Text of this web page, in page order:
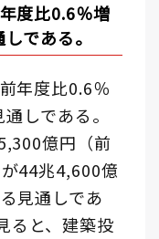
度比0.6％増
である。
年度比0.6％
しである。
億円（前
44兆4,600億
見通しであ
ると、建築投